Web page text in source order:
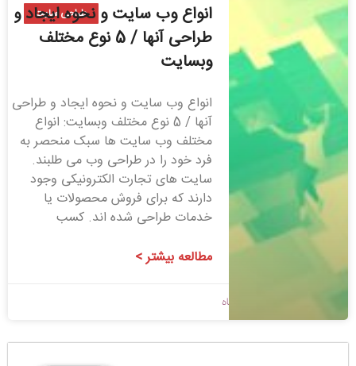
طراحی سایت
انواع وب سایت و نحوه ایجاد و
طراحی آنها / 5 نوع مختلف
وبسایت
انواع وب سایت و نحوه ایجاد و طراحی
آنها / 5 نوع مختلف وبسایت: انواع
مختلف وب سایت ها سبک منحصر به
فرد خود را در طراحی وب می طلبند.
سایت های تجارت الکترونیکی وجود
دارند که برای فروش محصولات یا
خدمات طراحی شده اند. کسب
مطالعه بیشتر >
بدون دیدگاه